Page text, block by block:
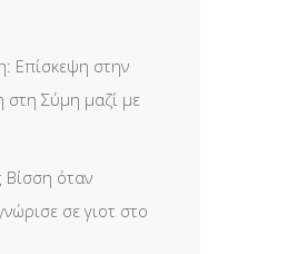
Επίσκεψη στην
στη Σύμη μαζί με
Βίσση όταν
σε γιοτ στο